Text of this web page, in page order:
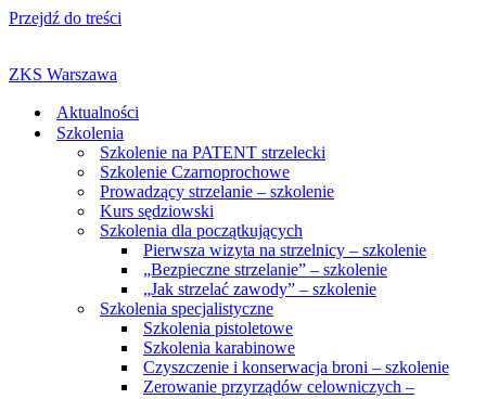
Przejdź do treści
ZKS Warszawa
Aktualności
Szkolenia
Szkolenie na PATENT strzelecki
Szkolenie Czarnoprochowe
Prowadzący strzelanie – szkolenie
Kurs sędziowski
Szkolenia dla początkujących
Pierwsza wizyta na strzelnicy – szkolenie
„Bezpieczne strzelanie” – szkolenie
„Jak strzelać zawody” – szkolenie
Szkolenia specjalistyczne
Szkolenia pistoletowe
Szkolenia karabinowe
Czyszczenie i konserwacja broni – szkolenie
Zerowanie przyrządów celowniczych –